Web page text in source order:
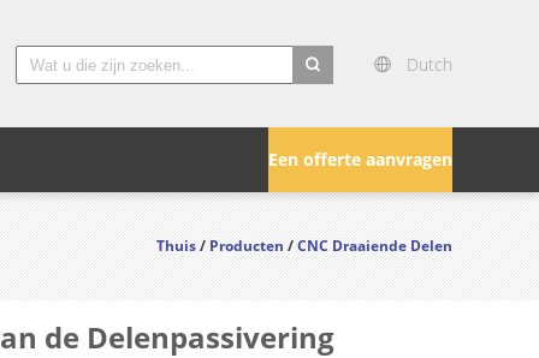
Dutch
Een offerte aanvragen
Thuis/Producten/CNC Draaiende Delen
de Delenpassivering